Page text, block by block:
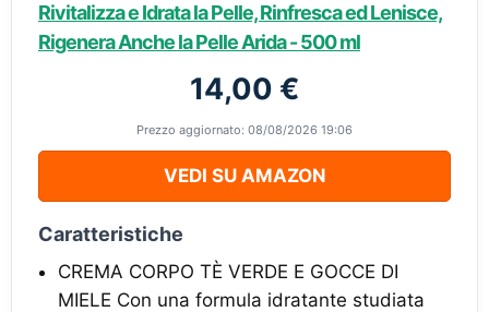
Rivitalizza e Idrata la Pelle, Rinfresca ed Lenisce,
Rigenera Anche la Pelle Arida - 500 ml
14,00 €
Prezzo aggiornato: 08/08/2026 19:06
VEDI SU AMAZON
Caratteristiche
CREMA CORPO TÈ VERDE E GOCCE DI
MIELE Con una formula idratante studiata